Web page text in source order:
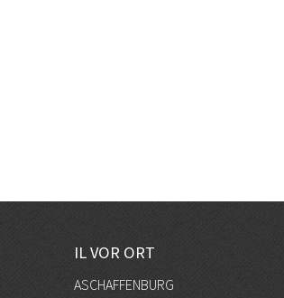
IL VOR ORT
ASCHAFFENBURG